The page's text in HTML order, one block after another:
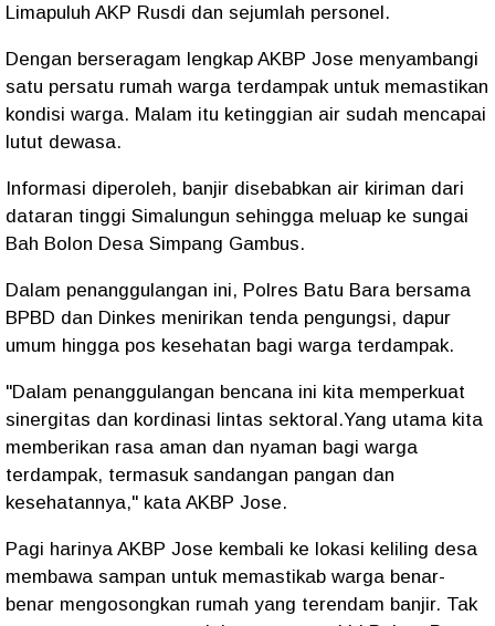
Limapuluh AKP Rusdi dan sejumlah personel.
Dengan berseragam lengkap AKBP Jose menyambangi
satu persatu rumah warga terdampak untuk memastikan
kondisi warga. Malam itu ketinggian air sudah mencapai
lutut dewasa.
Informasi diperoleh, banjir disebabkan air kiriman dari
dataran tinggi Simalungun sehingga meluap ke sungai
Bah Bolon Desa Simpang Gambus.
Dalam penanggulangan ini, Polres Batu Bara bersama
BPBD dan Dinkes menirikan tenda pengungsi, dapur
umum hingga pos kesehatan bagi warga terdampak.
"Dalam penanggulangan bencana ini kita memperkuat
sinergitas dan kordinasi lintas sektoral.Yang utama kita
memberikan rasa aman dan nyaman bagi warga
terdampak, termasuk sandangan pangan dan
kesehatannya," kata AKBP Jose.
Pagi harinya AKBP Jose kembali ke lokasi keliling desa
membawa sampan untuk memastikab warga benar-
benar mengosongkan rumah yang terendam banjir. Tak